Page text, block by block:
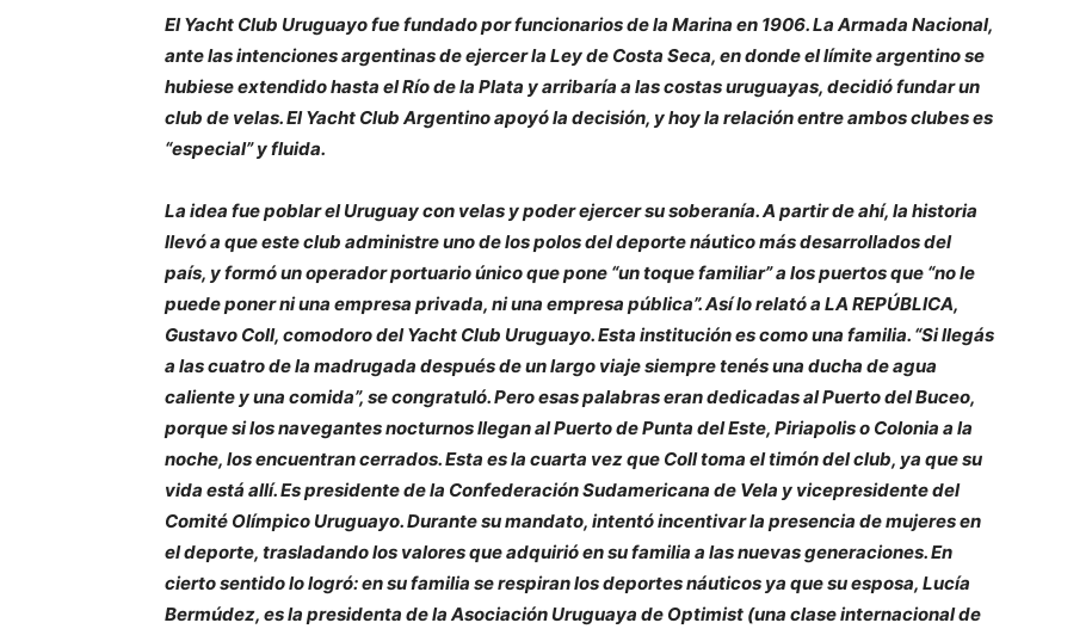
El Yacht Club Uruguayo fue fundado por funcionarios de la Marina en 1906. La Armada Nacional,
ante las intenciones argentinas de ejercer la Ley de Costa Seca, en donde el límite argentino se
hubiese extendido hasta el Río de la Plata y arribaría a las costas uruguayas, decidió fundar un
club de velas. El Yacht Club Argentino apoyó la decisión, y hoy la relación entre ambos clubes es
“especial” y fluida.
La idea fue poblar el Uruguay con velas y poder ejercer su soberanía. A partir de ahí, la historia
llevó a que este club administre uno de los polos del deporte náutico más desarrollados del
país, y formó un operador portuario único que pone “un toque familiar” a los puertos que “no le
puede poner ni una empresa privada, ni una empresa pública”. Así lo relató a LA REPÚBLICA,
Gustavo Coll, comodoro del Yacht Club Uruguayo. Esta institución es como una familia. “Si llegás
a las cuatro de la madrugada después de un largo viaje siempre tenés una ducha de agua
caliente y una comida”, se congratuló. Pero esas palabras eran dedicadas al Puerto del Buceo,
porque si los navegantes nocturnos llegan al Puerto de Punta del Este, Piriapolis o Colonia a la
noche, los encuentran cerrados. Esta es la cuarta vez que Coll toma el timón del club, ya que su
vida está allí. Es presidente de la Confederación Sudamericana de Vela y vicepresidente del
Comité Olímpico Uruguayo. Durante su mandato, intentó incentivar la presencia de mujeres en
el deporte, trasladando los valores que adquirió en su familia a las nuevas generaciones. En
cierto sentido lo logró: en su familia se respiran los deportes náuticos ya que su esposa, Lucía
Bermúdez, es la presidenta de la Asociación Uruguaya de Optimist (una clase internacional de